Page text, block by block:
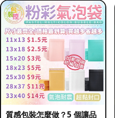
質感包裝怎麼做？5 個讓品